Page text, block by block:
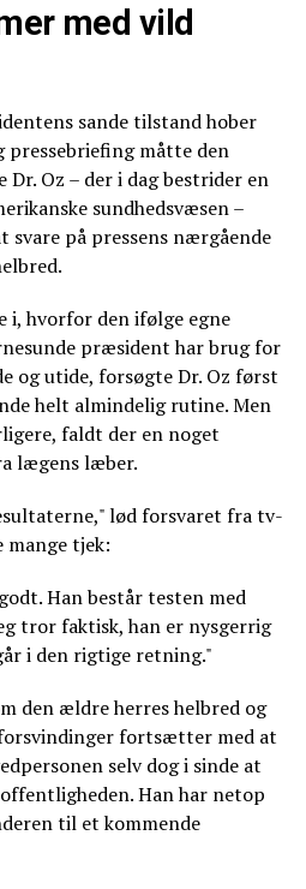
med vild
sande tilstand hober
pressebriefing måtte den
Oz – der i dag bestrider en
sundhedsvæsen –
på pressens nærgående
i, hvorfor den ifølge egne
præsident har brug for
og utide, forsøgte Dr. Oz først
helt almindelig rutine. Men
faldt der en noget
lægens læber.
lød forsvaret fra tv-
mange tjek:
Han består testen med
tror faktisk, han er nysgerrig
i den rigtige retning."
den ældre herres helbred og
fortsætter med at
selv dog i sinde at
Han har netop
til et kommende